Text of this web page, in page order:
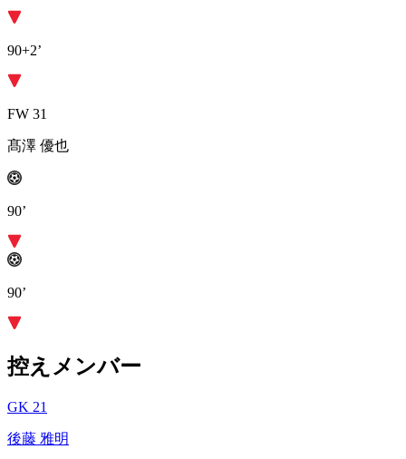
90+2’
FW 31
髙澤 優也
90’
90’
控えメンバー
GK 21
後藤 雅明